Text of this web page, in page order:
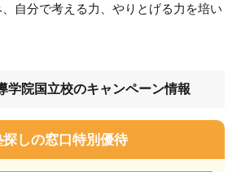
自分で考える力、やりとげる力を培い
学院国立校のキャンペーン情報
探しの窓口特別優待